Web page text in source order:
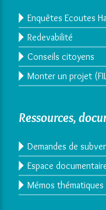
Enquêtes Ecoutes
Redevabilité
Conseils citoyens
Monter un projet
Ressources,
Demandes de
Espace
Mémos thématiques